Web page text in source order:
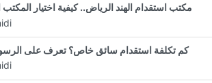
مكتب استقدام الهند الرياض.. كيفية اختيار
كم تكلفة استقدام سائق خاص؟ تعرف على